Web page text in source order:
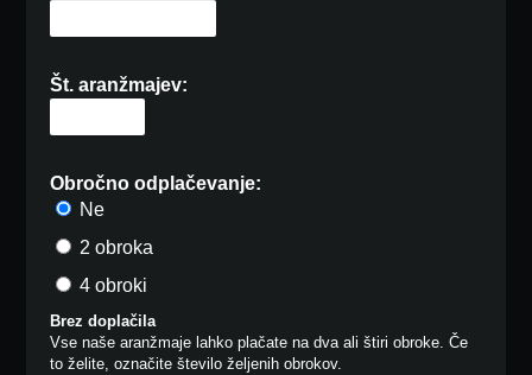
Št. aranžmajev:
Obročno odplačevanje:
Ne
2 obroka
4 obroki
Brez doplačila
Vse naše aranžmaje lahko plačate na dva ali štiri obroke. Če
to želite, označite število željenih obrokov.